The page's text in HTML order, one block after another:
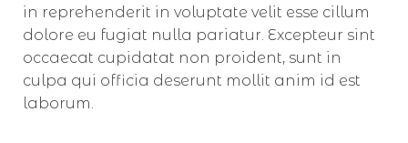
in reprehenderit in voluptate velit esse cillum
dolore eu fugiat nulla pariatur. Excepteur sint
occaecat cupidatat non proident, sunt in
culpa qui officia deserunt mollit anim id est
laborum.